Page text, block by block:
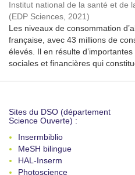
Institut national de la santé et de
(EDP Sciences, 2021)
Les niveaux de consommation
française, avec 43 millions de
élevés. Il en résulte
sociales et financières qui
Sites du DSO (département
Science Ouverte) :
Insermbiblio
MeSH bilingue
HAL-Inserm
Photoscience